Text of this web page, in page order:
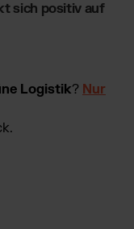
sich positiv auf
Logistik? Nur